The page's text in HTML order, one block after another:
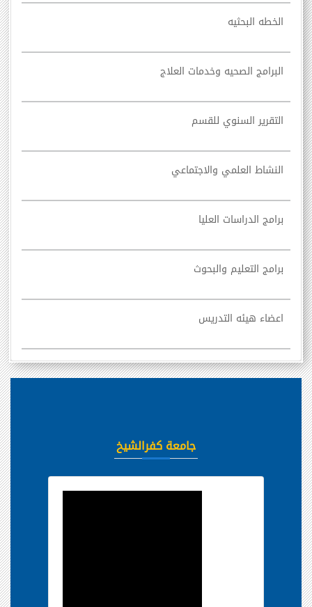
الخطه البحثيه
البرامج الصحيه وخدمات العلاج
التقرير السنوي للقسم
النشاط العلمي والاجتماعي
برامج الدراسات العليا
برامج التعليم والبحوث
اعضاء هيئه التدريس
جامعة كفرالشيخ